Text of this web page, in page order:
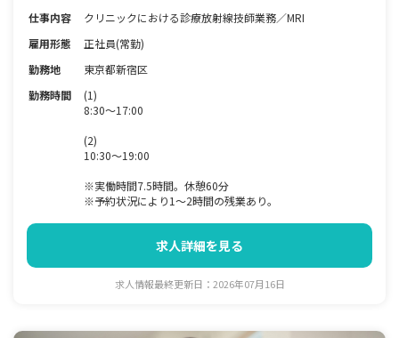
仕事内容
クリニックにおける診療放射線技師業務／MRI
雇用形態
正社員(常勤)
勤務地
東京都新宿区
勤務時間
(1)
8:30～17:00
(2)
10:30～19:00
※実働時間7.5時間。休憩60分
※予約状況により1～2時間の残業あり。
求人詳細を見る
求人情報最終更新日：2026年07月16日